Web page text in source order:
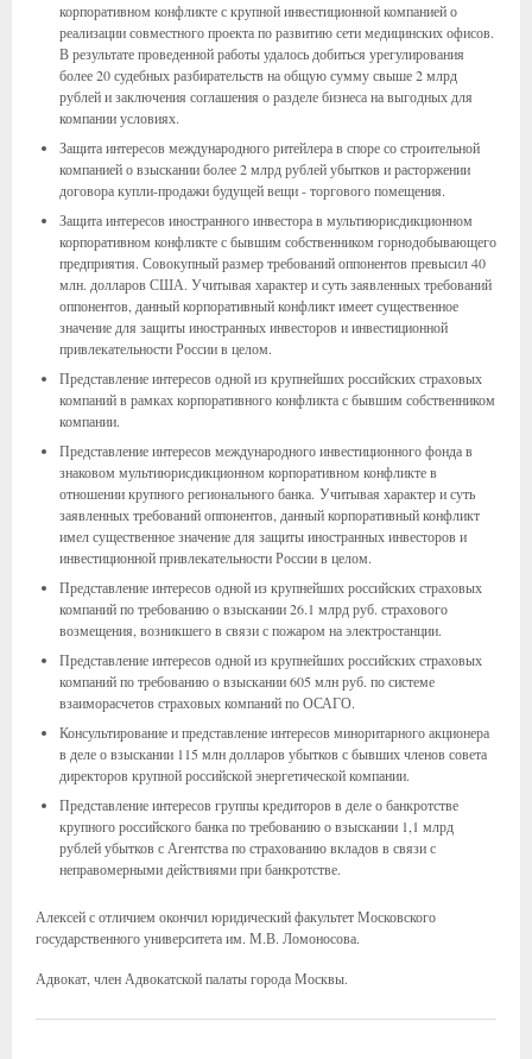
корпоративном конфликте с крупной инвестиционной компанией о
реализации совместного проекта по развитию сети медицинских офисов.
В результате проведенной работы удалось добиться урегулирования
более 20 судебных разбирательств на общую сумму свыше 2 млрд
рублей и заключения соглашения о разделе бизнеса на выгодных для
компании условиях.
Защита интересов международного ритейлера в споре со строительной
компанией о взыскании более 2 млрд рублей убытков и расторжении
договора купли-продажи будущей вещи - торгового помещения.
Защита интересов иностранного инвестора в мультиюрисдикционном
корпоративном конфликте с бывшим собственником горнодобывающего
предприятия. Совокупный размер требований оппонентов превысил 40
млн. долларов США. Учитывая характер и суть заявленных требований
оппонентов, данный корпоративный конфликт имеет существенное
значение для защиты иностранных инвесторов и инвестиционной
привлекательности России в целом.
Представление интересов одной из крупнейших российских страховых
компаний в рамках корпоративного конфликта с бывшим собственником
компании.
Представление интересов международного инвестиционного фонда в
знаковом мультиюрисдикционном корпоративном конфликте в
отношении крупного регионального банка. Учитывая характер и суть
заявленных требований оппонентов, данный корпоративный конфликт
имел существенное значение для защиты иностранных инвесторов и
инвестиционной привлекательности России в целом.
Представление интересов одной из крупнейших российских страховых
компаний по требованию о взыскании 26.1 млрд руб. страхового
возмещения, возникшего в связи с пожаром на электростанции.
Представление интересов одной из крупнейших российских страховых
компаний по требованию о взыскании 605 млн руб. по системе
взаиморасчетов страховых компаний по ОСАГО.
Консультирование и представление интересов миноритарного акционера
в деле о взыскании 115 млн долларов убытков с бывших членов совета
директоров крупной российской энергетической компании.
Представление интересов группы кредиторов в деле о банкротстве
крупного российского банка по требованию о взыскании 1,1 млрд
рублей убытков с Агентства по страхованию вкладов в связи с
неправомерными действиями при банкротстве.
Алексей с отличием окончил юридический факультет Московского
государственного университета им. М.В. Ломоносова.
Адвокат, член Адвокатской палаты города Москвы.